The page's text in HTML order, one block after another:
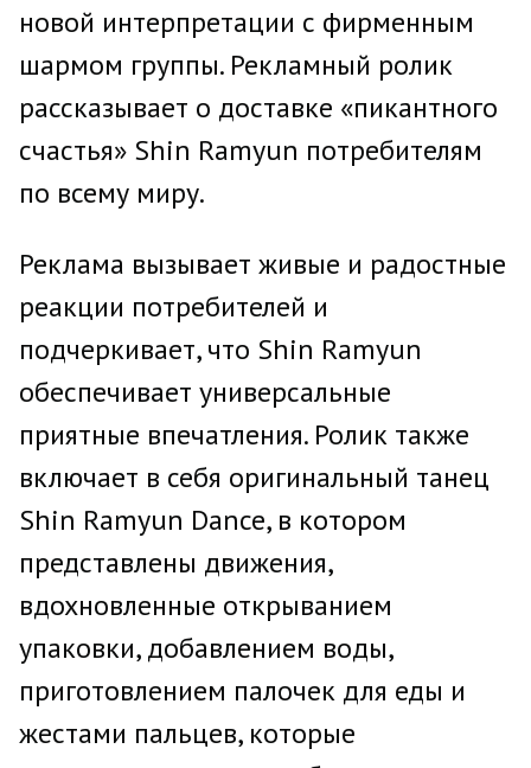
новой интерпретации с фирменным
шармом группы. Рекламный ролик
рассказывает о доставке «пикантного
счастья» Shin Ramyun потребителям
по всему миру.
Реклама вызывает живые и радостные
реакции потребителей и
подчеркивает, что Shin Ramyun
обеспечивает универсальные
приятные впечатления. Ролик также
включает в себя оригинальный танец
Shin Ramyun Dance, в котором
представлены движения,
вдохновленные открыванием
упаковки, добавлением воды,
приготовлением палочек для еды и
жестами пальцев, которые